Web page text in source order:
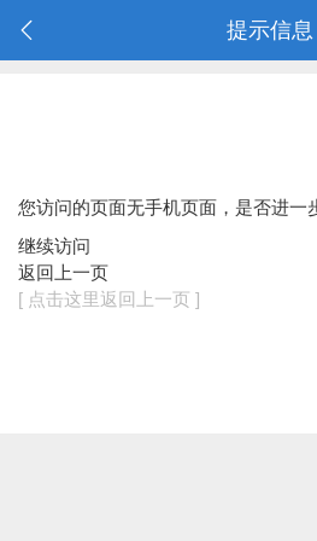
提示信息
您访问的页面无手机页面，是否进一
继续访问
返回上一页
[ 点击这里返回上一页 ]